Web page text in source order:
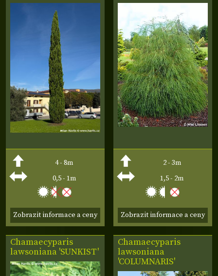
4 - 8m
0,5 - 1m
Zobrazit informace a ceny
2 - 3m
1,5 - 2m
Zobrazit informace a ceny
Chamaecyparis
lawsoniana 'SUNKIST'
Chamaecyparis
lawsoniana
'COLUMNARIS'